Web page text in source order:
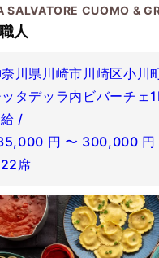
SALVATORE CUOMO &
人
川県川崎市川崎区小川
タデッラ内ビバーチェ
給 /
円 〜 300,000 円
席